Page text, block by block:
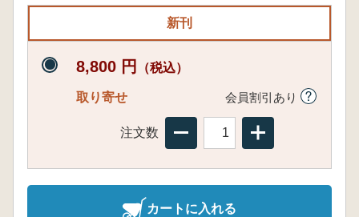
新刊
8,800 円 （税込）
取り寄せ 会員割引あり
注文数
カートに入れる